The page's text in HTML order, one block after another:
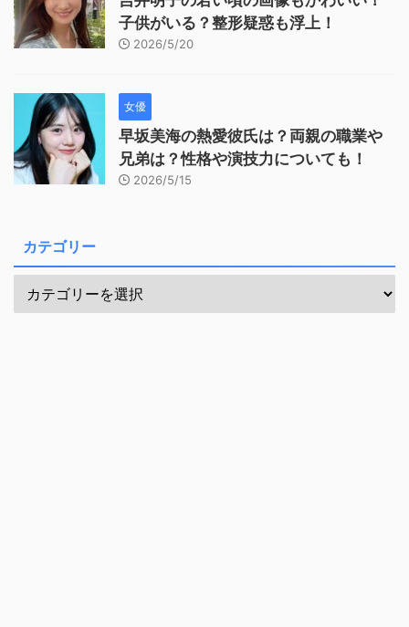
子供がいる？整形疑惑も浮上！
2026/5/20
女優
早坂美海の熱愛彼氏は？両親の職業や
兄弟は？性格や演技力についても！
2026/5/15
カテゴリー